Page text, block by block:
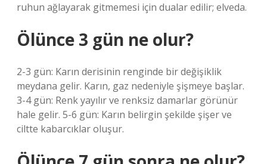
ruhun ağlayarak gitmemesi için dualar edilir; elveda.
Ölünce 3 gün ne olur?
2-3 gün: Karın derisinin renginde bir değişiklik
meydana gelir. Karın, gaz nedeniyle şişmeye başlar.
3-4 gün: Renk yayılır ve renksiz damarlar görünür
hale gelir. 5-6 gün: Karın belirgin şekilde şişer ve
ciltte kabarcıklar oluşur.